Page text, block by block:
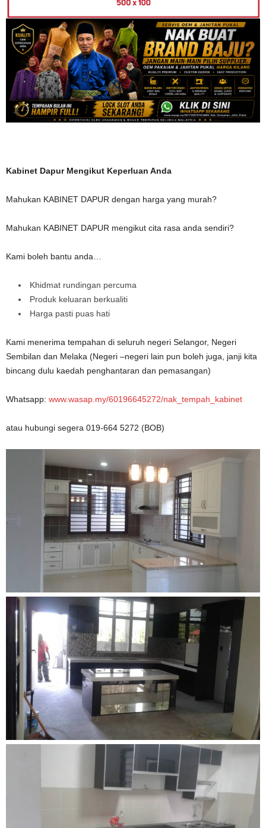
Kabinet Dapur Mengikut Keperluan Anda
Mahukan KABINET DAPUR dengan harga yang murah?
Mahukan KABINET DAPUR mengikut cita rasa anda sendiri?
Kami boleh bantu anda…
Khidmat rundingan percuma
Produk keluaran berkualiti
Harga pasti puas hati
Kami menerima tempahan di seluruh negeri Selangor, Negeri
Sembilan dan Melaka (Negeri –negeri lain pun boleh juga, janji kita
bincang dulu kaedah penghantaran dan pemasangan)
Whatsapp: www.wasap.my/60196645272/nak_tempah_kabinet
atau hubungi segera 019-664 5272 (BOB)